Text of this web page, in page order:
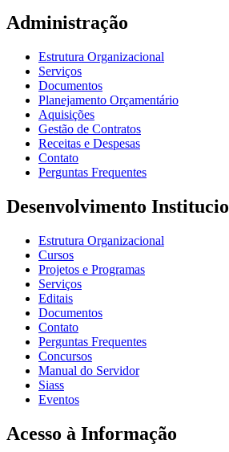
Administração
Estrutura Organizacional
Serviços
Documentos
Planejamento Orçamentário
Aquisições
Gestão de Contratos
Receitas e Despesas
Contato
Perguntas Frequentes
Desenvolvimento
Estrutura Organizacional
Cursos
Projetos e Programas
Serviços
Editais
Documentos
Contato
Perguntas Frequentes
Concursos
Manual do Servidor
Siass
Eventos
Acesso à Informação